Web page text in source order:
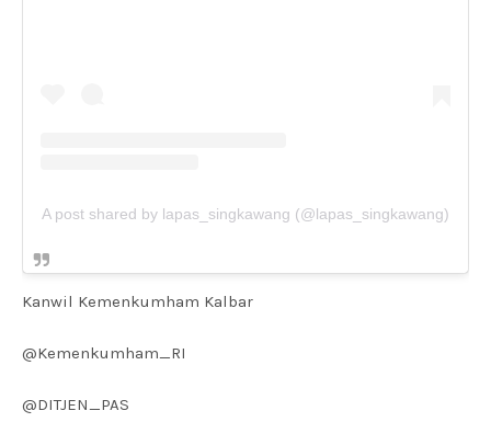
A post shared by lapas_singkawang (@lapas_singkawang)
Kanwil Kemenkumham Kalbar
@Kemenkumham_RI
@DITJEN_PAS